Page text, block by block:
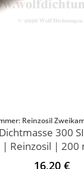
Reinzosil
300
Reinzosil | 200
16,20 €